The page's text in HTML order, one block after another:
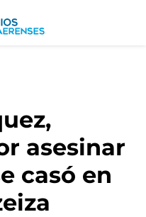
asesinar
casó en